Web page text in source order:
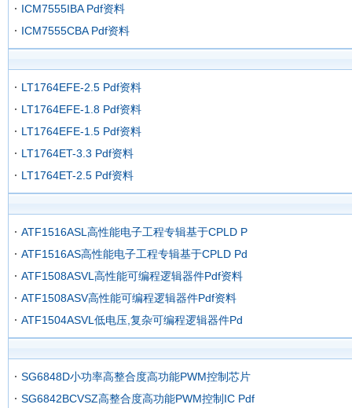
ICM7555IBA Pdf资料
ICM7555CBA Pdf资料
LT1764EFE-2.5 Pdf资料
LT1764EFE-1.8 Pdf资料
LT1764EFE-1.5 Pdf资料
LT1764ET-3.3 Pdf资料
LT1764ET-2.5 Pdf资料
ATF1516ASL高性能电子工程专辑基于CPLD P
ATF1516AS高性能电子工程专辑基于CPLD Pd
ATF1508ASVL高性能可编程逻辑器件Pdf资料
ATF1508ASV高性能可编程逻辑器件Pdf资料
ATF1504ASVL低电压,复杂可编程逻辑器件Pd
SG6848D小功率高整合度高功能PWM控制芯片
SG6842BCVSZ高整合度高功能PWM控制IC Pdf